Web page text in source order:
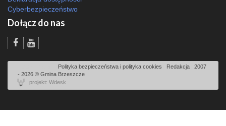
Cyberbezpieczeństwo
Dołącz do nas
Polityka bezpieczeństwa i polityka cookies Redakcja
2007
- 2026 © Gmina Brzeszcze
projekt: Wdesk